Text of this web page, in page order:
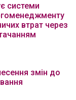
системи
втрат через
змін до